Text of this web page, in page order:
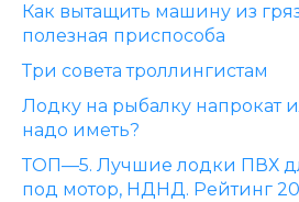
Как вытащить машину из
полезная приспособа
Три совета троллингистам
Лодку на рыбалку напрокат
надо иметь?
ТОП—5. Лучшие лодки ПВХ
под мотор, НДНД. Рейтинг